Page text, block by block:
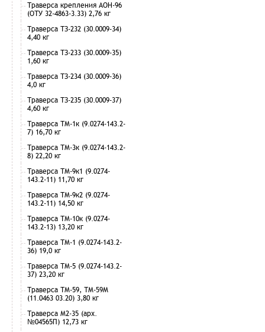
Траверса крепления АОН-96
(ОТУ 32-4863-3.33) 2,76 кг
Траверса ТЗ-232 (30.0009-34)
4,40 кг
Траверса ТЗ-233 (30.0009-35)
1,60 кг
Траверса ТЗ-234 (30.0009-36)
4,0 кг
Траверса ТЗ-235 (30.0009-37)
4,60 кг
Траверса ТМ-1к (9.0274-143.2-
7) 16,70 кг
Траверса ТМ-3к (9.0274-143.2-
8) 22,20 кг
Траверса ТМ-9к1 (9.0274-
143.2-11) 11,70 кг
Траверса ТМ-9к2 (9.0274-
143.2-11) 14,50 кг
Траверса ТМ-10к (9.0274-
143.2-13) 13,20 кг
Траверса ТМ-1 (9.0274-143.2-
36) 19,0 кг
Траверса ТМ-5 (9.0274-143.2-
37) 23,20 кг
Траверса ТМ-59, ТМ-59М
(11.0463 03.20) 3,80 кг
Траверса М2-35 (арх.
№04565П) 12,73 кг